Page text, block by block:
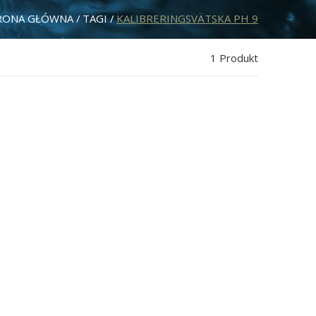
GŁÓWNA TAGI KALIBRERINGSVÄTSKA PH 9
1 Produkt